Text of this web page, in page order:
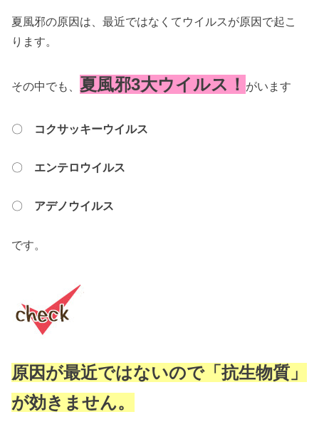
夏風邪の原因は、最近ではなくてウイルスが原因で起こ
ります。
その中でも、 夏風邪3大ウイルス！ がいます
〇 コクサッキーウイルス
〇 エンテロウイルス
〇 アデノウイルス
です。
原因が最近ではないので「抗生物質」
が効きません。